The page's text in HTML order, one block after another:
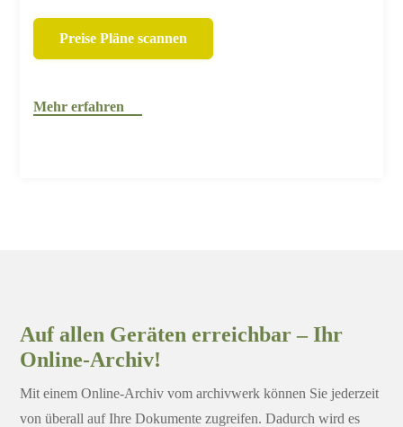
Preise Pläne scannen
Mehr erfahren
Auf allen Geräten erreichbar – Ihr
Online-Archiv!
Mit einem Online-Archiv vom archivwerk können Sie jederzeit
von überall auf Ihre Dokumente zugreifen. Dadurch wird es